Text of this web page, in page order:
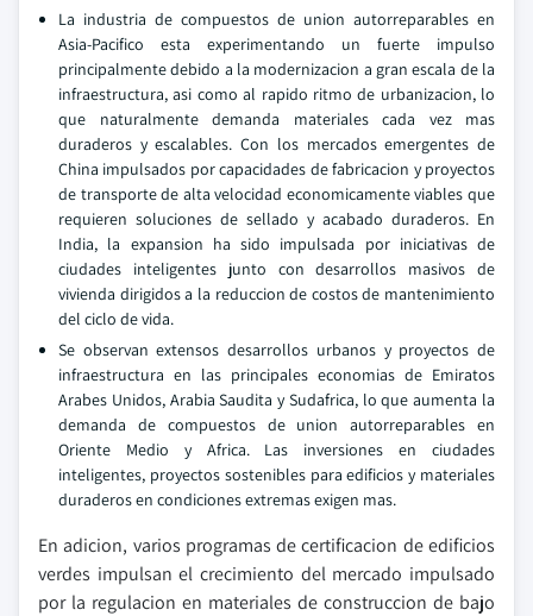
La industria de compuestos de union autorreparables en
Asia-Pacifico esta experimentando un fuerte impulso
principalmente debido a la modernizacion a gran escala de la
infraestructura, asi como al rapido ritmo de urbanizacion, lo
que naturalmente demanda materiales cada vez mas
duraderos y escalables. Con los mercados emergentes de
China impulsados por capacidades de fabricacion y proyectos
de transporte de alta velocidad economicamente viables que
requieren soluciones de sellado y acabado duraderos. En
India, la expansion ha sido impulsada por iniciativas de
ciudades inteligentes junto con desarrollos masivos de
vivienda dirigidos a la reduccion de costos de mantenimiento
del ciclo de vida.
Se observan extensos desarrollos urbanos y proyectos de
infraestructura en las principales economias de Emiratos
Arabes Unidos, Arabia Saudita y Sudafrica, lo que aumenta la
demanda de compuestos de union autorreparables en
Oriente Medio y Africa. Las inversiones en ciudades
inteligentes, proyectos sostenibles para edificios y materiales
duraderos en condiciones extremas exigen mas.
En adicion, varios programas de certificacion de edificios
verdes impulsan el crecimiento del mercado impulsado
por la regulacion en materiales de construccion de bajo